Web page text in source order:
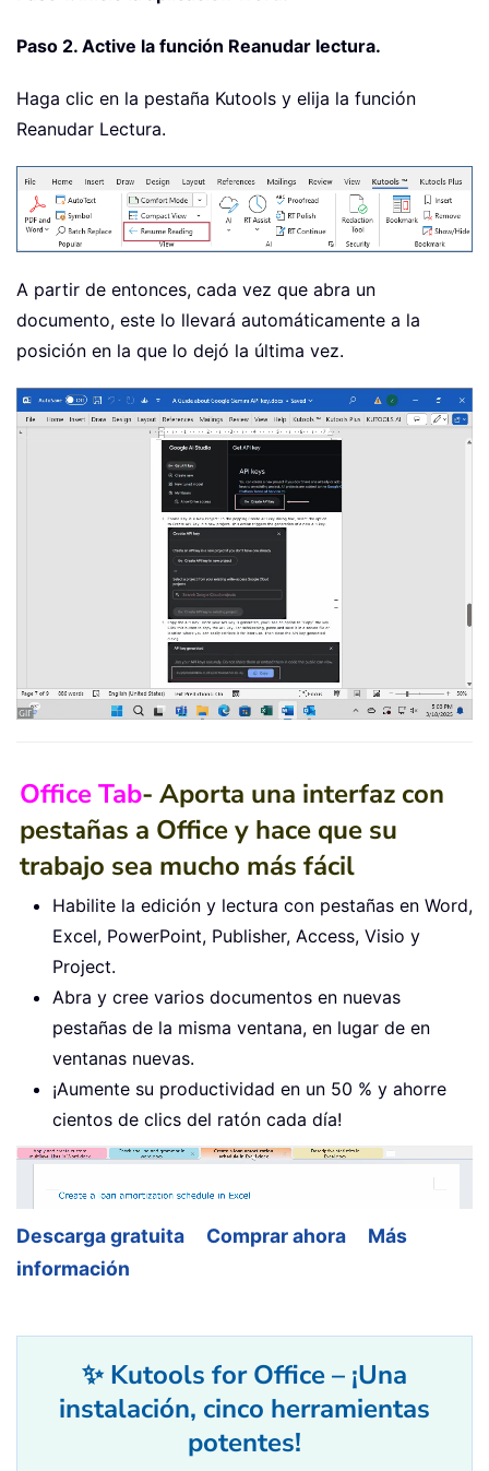
Paso 2. Active la función Reanudar lectura.
Haga clic en la pestaña Kutools y elija la función
Reanudar Lectura.
A partir de entonces, cada vez que abra un
documento, este lo llevará automáticamente a la
posición en la que lo dejó la última vez.
Office Tab- Aporta una interfaz con
pestañas a Office y hace que su
trabajo sea mucho más fácil
Habilite la edición y lectura con pestañas en Word,
Excel, PowerPoint, Publisher, Access, Visio y
Project.
Abra y cree varios documentos en nuevas
pestañas de la misma ventana, en lugar de en
ventanas nuevas.
¡Aumente su productividad en un 50 % y ahorre
cientos de clics del ratón cada día!
Descarga gratuita Comprar ahora
Más
información
✨ Kutools for Office – ¡Una
instalación, cinco herramientas
potentes!